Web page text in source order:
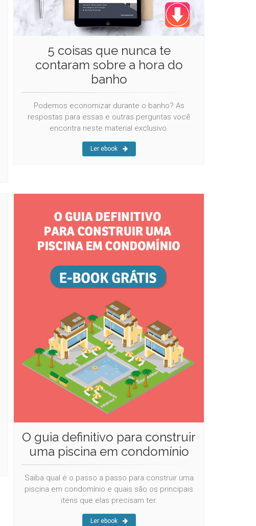
5 coisas que nunca te
contaram sobre a hora do
banho
Podemos economizar durante o banho? As
respostas para essas e outras perguntas você
encontra neste material exclusivo.
Ler ebook
O guia definitivo para construir
uma piscina em condomínio
Saiba qual é o passo a passo para construir uma
piscina em condomínio e quais são os principais
itens que elas precisam ter.
Ler ebook